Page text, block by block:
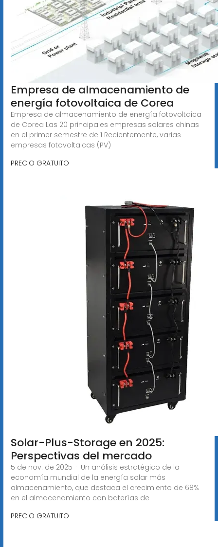
Empresa de almacenamiento de
energía fotovoltaica de Corea
Empresa de almacenamiento de energía fotovoltaica
de Corea Las 20 principales empresas solares chinas
en el primer semestre de 1 Recientemente, varias
empresas fotovoltaicas (PV)
PRECIO GRATUITO
Solar-Plus-Storage en 2025:
Perspectivas del mercado
5 de nov. de 2025 · Un análisis estratégico de la
economía mundial de la energía solar más
almacenamiento, que destaca el crecimiento de 68%
en el almacenamiento con baterías de
PRECIO GRATUITO